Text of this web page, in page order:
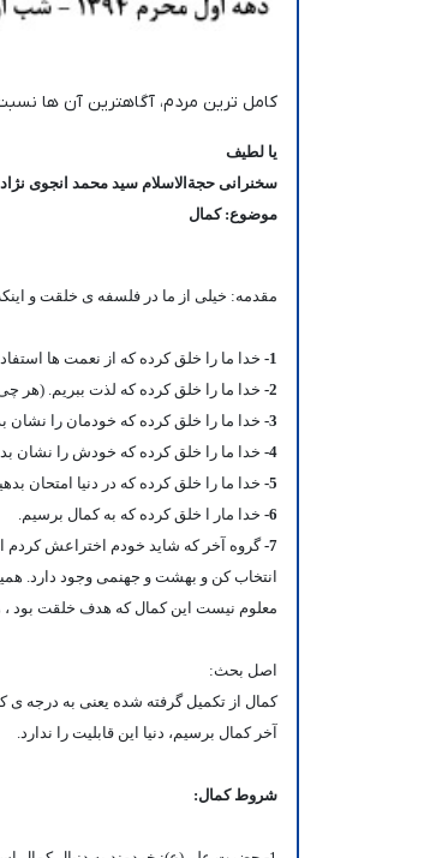
کامل ترین مردم، آگاهترین آن ها
یا لطیف
سخنرانی حجةالاسلام سید محمد انجوی نژاد
موضوع: کمال
مقدمه: خیلی از ما در فلسفه ی خلقت و
1- خدا ما را خلق کرده که از نعمت ها
2- خدا ما را خلق کرده که لذت ببریم. (هر چی
3- خدا ما را خلق کرده که خودمان را نشان
4- خدا ما را خلق کرده که خودش را نشان
5- خدا ما را خلق کرده که در دنیا امتحان
6- خدا مار ا خلق کرده که به کمال برسیم.
7- گروه آخر که شاید خودم اختراعش کردم
انتخاب کن و بهشت و جهنمی وجود دارد.
معلوم نیست این کمال که هدف خلقت بود ،
اصل بحث:
کمال از تکمیل گرفته شده یعنی به درجه
آخر کمال برسیم، دنیا این قابلیت را ندارد.
شروط کمال: